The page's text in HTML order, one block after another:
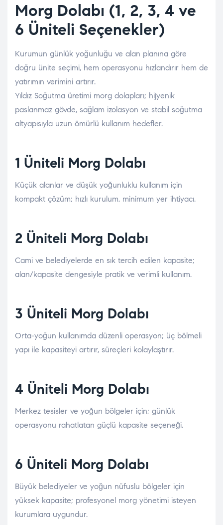
Morg Dolabı (1, 2, 3, 4 ve
6 Üniteli Seçenekler)
Kurumun günlük yoğunluğu ve alan planına göre
doğru ünite seçimi, hem operasyonu hızlandırır hem de
yatırımın verimini artırır.
Yıldız Soğutma üretimi morg dolapları; hijyenik
paslanmaz gövde, sağlam izolasyon ve stabil soğutma
altyapısıyla uzun ömürlü kullanım hedefler.
1 Üniteli Morg Dolabı
Küçük alanlar ve düşük yoğunluklu kullanım için
kompakt çözüm; hızlı kurulum, minimum yer ihtiyacı.
2 Üniteli Morg Dolabı
Cami ve belediyelerde en sık tercih edilen kapasite;
alan/kapasite dengesiyle pratik ve verimli kullanım.
3 Üniteli Morg Dolabı
Orta-yoğun kullanımda düzenli operasyon; üç bölmeli
yapı ile kapasiteyi artırır, süreçleri kolaylaştırır.
4 Üniteli Morg Dolabı
Merkez tesisler ve yoğun bölgeler için; günlük
operasyonu rahatlatan güçlü kapasite seçeneği.
6 Üniteli Morg Dolabı
Büyük belediyeler ve yoğun nüfuslu bölgeler için
yüksek kapasite; profesyonel morg yönetimi isteyen
kurumlara uygundur.